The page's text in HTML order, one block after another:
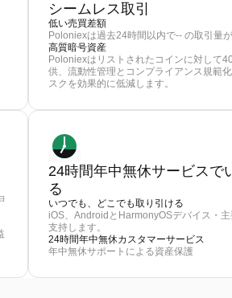
シームレス取引
低い売買差額
Poloniexは過去24時間以内で-- の取引量が
高質暗号資産
Poloniexはリストされたコインに対して
供、流動性管理とコンプライアンス規範
スクを効果的に低減します。
24時間年中無休サービスで
る
いつでも、どこでも取り引ける
iOS、AndroidとHarmonyOSデバイス・
支持します。
24時間年中無休カスタマーサービス
年中無休サポートによる資産保護